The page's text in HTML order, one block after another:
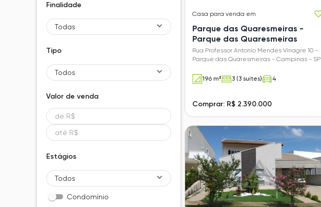
Finalidade
Todas
Tipo
Todos
Valor de venda
Estágios
Todos
Condomínio
Casa para venda em
Parque das Quaresmeiras -
Parque das Quaresmeiras
Rua Professor Antonio Mendes Vinagre 10 -
Parque das Quaresmeiras - Campinas - SP
196 m² 3 (3 suítes) 4
Comprar: R$ 2.390.000